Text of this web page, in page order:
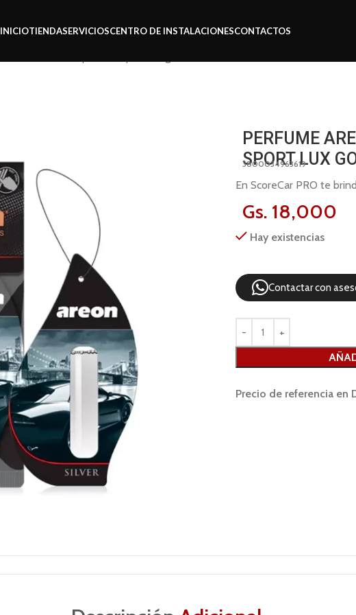
INICIOTIENDASERVICIOSCENTRO DE INSTALACIONESCONTACTOS
PERFUME
SPORT LUX
3800034963619
En ScoreCar PRO te
Gs. 18,000
Hay existencias
Contactar con
Precio de referencia en